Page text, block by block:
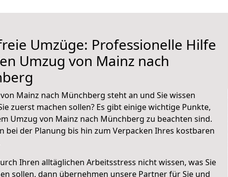
Umzüge: Professionelle Hilfe
Umzug von Mainz nach
Mainz nach Münchberg steht an und Sie wissen
zuerst machen sollen? Es gibt einige wichtige Punkte,
Umzug von Mainz nach Münchberg zu beachten sind.
bei der Planung bis hin zum Verpacken Ihres kostbaren
Ihren alltäglichen Arbeitsstress nicht wissen, was Sie
sollen, dann übernehmen unsere Partner für Sie und